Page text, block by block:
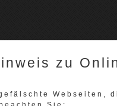
zu
Webseiten,